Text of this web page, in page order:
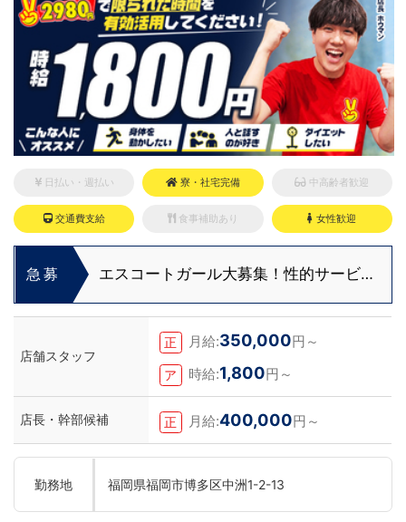
日払い・週払い 寮・社宅完備 中高齢者歓迎
交通費支給 食事補助あり 女性歓迎
急募
エスコートガール大募集！性的サービス
店舗スタッフ
正 月給:350,000円～
ア 時給:1,800円～
店長・幹部候補 正 月給:400,000円～
勤務地 福岡県福岡市博多区中洲1-2-13